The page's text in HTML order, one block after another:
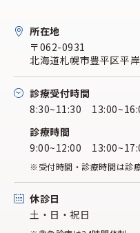
所在地
〒062-0931
北海道札幌市豊平区平
診療受付時間
8:30~11:30
診療時間
9:00~12:00
※受付時間・診療時間は診
休診日
土・日・祝日